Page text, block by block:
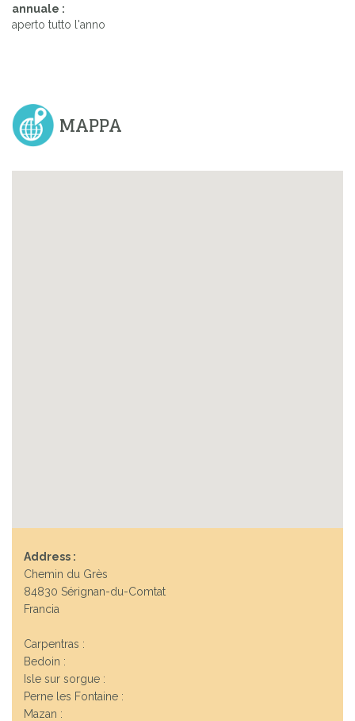
annuale :
aperto tutto l'anno
MAPPA
Address :
Chemin du Grès
84830 Sérignan-du-Comtat
Francia
Carpentras :
Bedoin :
Isle sur sorgue :
Perne les Fontaine :
Mazan :